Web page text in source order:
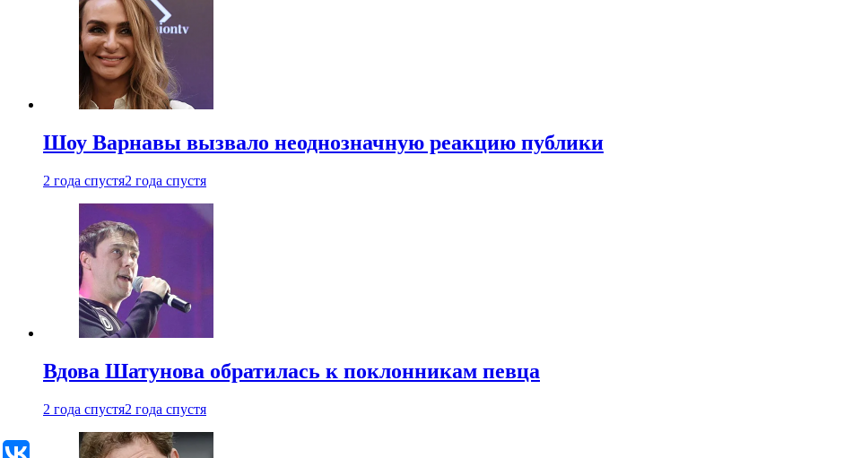
Шоу Варнавы вызвало неоднозначную реакцию публики
2 года спустя2 года спустя
Вдова Шатунова обратилась к поклонникам певца
2 года спустя2 года спустя